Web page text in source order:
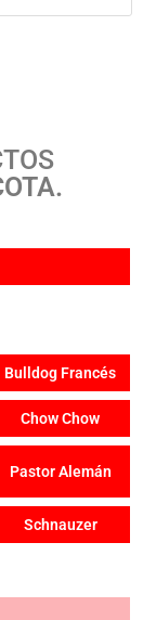
Bulldog Francés
Chow Chow
Pastor Alemán
Schnauzer